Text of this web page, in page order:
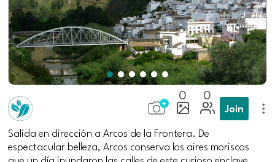
0 0
Join
Salida en dirección a Arcos de la Frontera. De
espectacular belleza, Arcos conserva los aires moriscos